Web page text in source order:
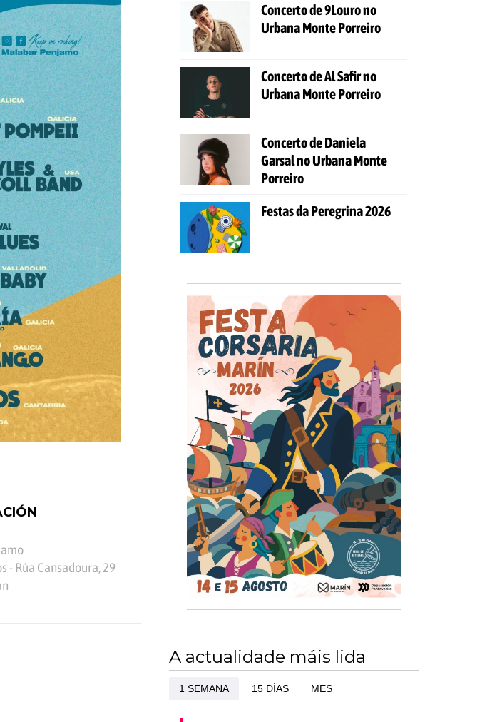
- Rúa Cansadoura, 29
Concerto de 9Louro no
Urbana Monte Porreiro
Concerto de Al Safir no
Urbana Monte Porreiro
Concerto de Daniela
Garsal no Urbana Monte
Porreiro
Festas da Peregrina 2026
A actualidade máis lida
1 SEMANA 15 DÍAS MES